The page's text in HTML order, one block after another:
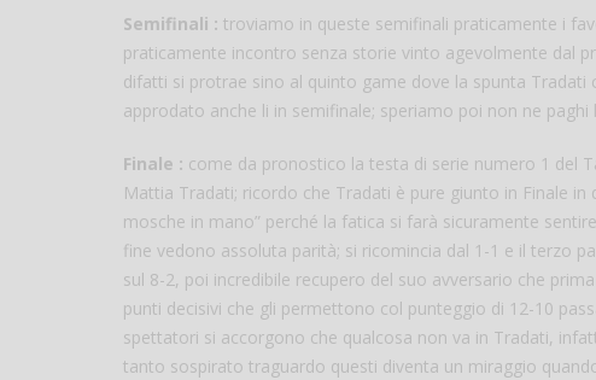
Semifinali : troviamo in queste semifinali praticamente i
praticamente incontro senza storie vinto agevolmente dal
difatti si protrae sino al quinto game dove la spunta
approdato anche li in semifinale; speriamo poi non ne
Finale : come da pronostico la testa di serie numero 1 del
Mattia Tradati; ricordo che Tradati è pure giunto in Finale
mosche in mano” perché la fatica si farà sicuramente
fine vedono assoluta parità; si ricomincia dal 1-1 e il terzo
sul 8-2, poi incredibile recupero del suo avversario che
punti decisivi che gli permettono col punteggio di 12-10
spettatori si accorgono che qualcosa non va in Tradati,
tanto sospirato traguardo questi diventa un miraggio